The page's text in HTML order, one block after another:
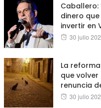
Caballero:
dinero
invertir en
Posted
30 julio
La
que
renuncia
Posted
30 julio